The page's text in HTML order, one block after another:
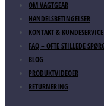
OM VAGTGEAR
HANDELSBETINGELSER
KONTAKT & KUNDESERVICE
FAQ – OFTE STILLEDE
BLOG
PRODUKTVIDEOER
RETURNERING